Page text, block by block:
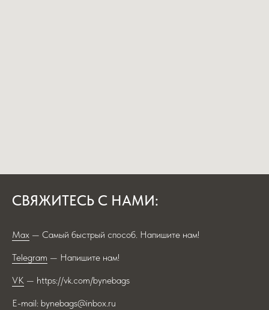
СВЯЖИТЕСЬ С НАМИ:
Max — Самый быстрый способ. Напишите нам!
Telegram — Напишите нам!
VK — https://vk.com/bynebags
E-mail: bynebags@inbox.ru